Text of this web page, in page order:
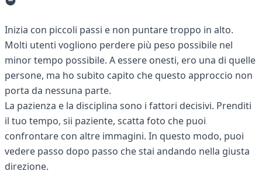
Inizia con piccoli passi e non puntare troppo in alto.
Molti utenti vogliono perdere più peso possibile nel
minor tempo possibile. A essere onesti, ero una di quelle
persone, ma ho subito capito che questo approccio non
porta da nessuna parte.
La pazienza e la disciplina sono i fattori decisivi. Prenditi
il tuo tempo, sii paziente, scatta foto che puoi
confrontare con altre immagini. In questo modo, puoi
vedere passo dopo passo che stai andando nella giusta
direzione.